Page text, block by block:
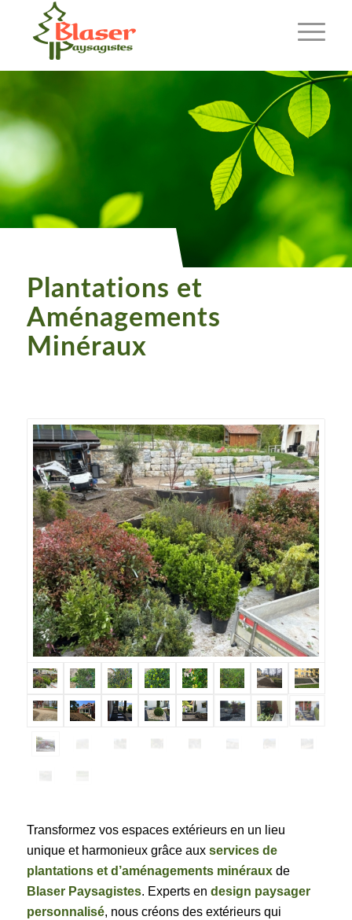
Plantations et
Aménagements
Minéraux
Transformez vos espaces extérieurs en un lieu
unique et harmonieux grâce aux services de
plantations et d’aménagements minérauxde
Blaser Paysagistes. Experts en design paysager
personnalisé, nous créons des extérieurs qui